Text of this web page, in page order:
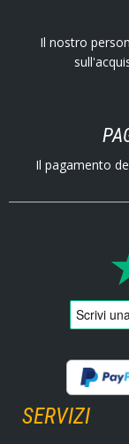
Il nostro
Il pagamento
SERVIZI